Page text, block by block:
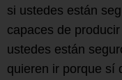
si ustedes están
capaces de
ustedes están
quieren ir porque sí